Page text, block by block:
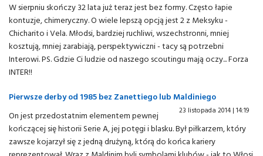
W sierpniu skończy 32 lata już teraz jest bez formy. Często łapie
kontuzje, chimeryczny. O wiele lepszą opcją jest 2 z Meksyku -
Chicharito i Vela. Młodsi, bardziej ruchliwi, wszechstronni, mniej
kosztują, mniej zarabiają, perspektywiczni - tacy są potrzebni
Interowi. PS. Gdzie Ci ludzie od naszego scoutingu mają oczy... Forza
INTER!!
Pierwsze derby od 1985 bez Zanettiego lub Maldiniego
23 listopada 2014 | 14:19
On jest przedostatnim elementem pewnej
kończącej się historii Serie A, jej potęgi i blasku. Był piłkarzem, który
zawsze kojarzył się z jedną drużyną, którą do końca kariery